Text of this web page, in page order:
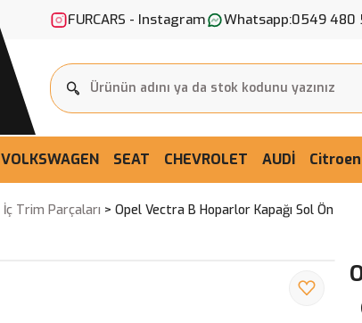
FURCARS - Instagram Whatsapp:0549 480
VOLKSWAGEN SEAT CHEVROLET AUDİ Citroen
İç Trim Parçaları Opel Vectra B Hoparlor Kapağı Sol Ön